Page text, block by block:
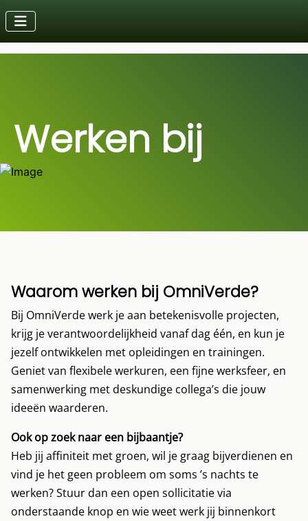
Werken bij
Waarom werken bij OmniVerde?
Bij OmniVerde werk je aan betekenisvolle projecten,
krijg je verantwoordelijkheid vanaf dag één, en kun je
jezelf ontwikkelen met opleidingen en trainingen.
Geniet van flexibele werkuren, een fijne werksfeer, en
samenwerking met deskundige collega’s die jouw
ideeën waarderen.
Ook op zoek naar een bijbaantje?
Heb jij affiniteit met groen, wil je graag bijverdienen en
vind je het geen probleem om soms ’s nachts te
werken? Stuur dan een open sollicitatie via
onderstaande knop en wie weet werk jij binnenkort